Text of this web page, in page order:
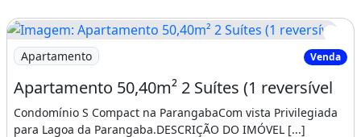
Andar Do Imóvel: 10
Ano De Construção: 2026
Churrasqueira Piscina
Varanda
Área de serviço
Imagem: Apartamento 50,40m² 2 Suítes (1 reversível
Apartamento Venda
Apartamento 50,40m² 2 Suítes (1 reversível
Condomínio S Compact na ParangabaCom vista Privilegiada
para Lagoa da Parangaba.DESCRIÇÃO DO IMÓVEL [...]